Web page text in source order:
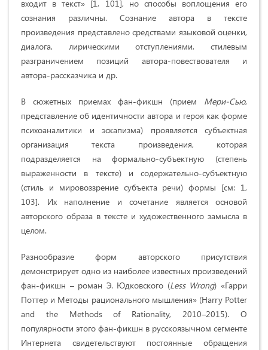
входит в текст» [1, 101], но способы воплощения его
сознания различны. Сознание
автора в тексте
произведения представлено средствами языковой оценки,
диалога, лирическими отступлениями, стилевым
разграничением позиций автора-повествователя и
автора-рассказчика и др.
В сюжетных приемах фан-фикшн (прием Мери-Сью,
представление об идентичности автора и героя как форме
психоаналитики и эскапизма) проявляется субъектная
организация текста произведения, которая
подразделяется на формально-субъектную (степень
выраженности в тексте) и содержательно-субъектную
(стиль и мировоззрение субъекта речи) формы [см: 1,
103]. Их наполнение и сочетание является основой
авторского образа в тексте и художественного замысла в
целом.
Разнообразие форм авторского присутствия
демонстрирует одно из наиболее известных произведений
фан-фикшн – роман Э. Юдковского (Less Wrong) «Гарри
Поттер и Методы рационального мышления» (Harry Potter
and the Methods of Rationality, 2010­–2015). О
популярности этого фан-фикшн в русскоязычном сегменте
Интернета свидетельствуют постоянные обращения